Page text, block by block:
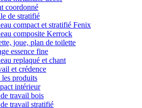
coordonné
de stratifié
compact et stratifié Fenix
composite Kerrock
joue, plan de toilette
essence fine
replaqué et chant
et crédence
les produits
intérieur
travail bois
travail stratifié